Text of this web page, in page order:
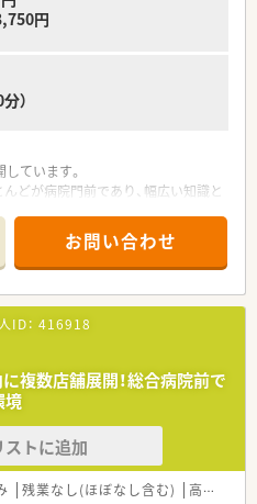
円から650万円の範囲で提示され、
実績がございます。
は上限50,000円、住宅手当15,000
給されます。
与は前年度実績で年3回4.5ヶ月分
円
）
ています。
どが病院門前であり、幅広い知識と
くりを目標に掲げ、高齢者の多い地
入れています。
て】
街に位置し、最寄り駅名は不明です
います。
っており、1日あたり40枚から50枚
す。
り、処方箋枚数が落ち着いている
できます。
ついて】
根差して長期的に勤務していただけ
お問い合わせ
ID： 416918
複数店舗展開！総合病院前で
境
ストに追加
残業なし(ほぼなし含む) 高給与(600万円以上)